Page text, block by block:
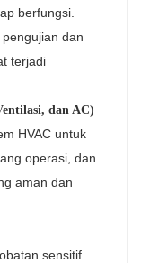
berfungsi.
dan
terjadi
dan AC)
HVAC untuk
operasi, dan
aman dan
sensitif